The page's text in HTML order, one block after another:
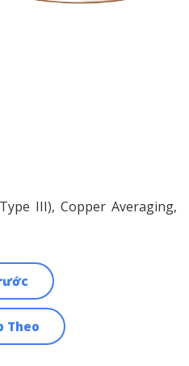
III), Copper Averaging,
Theo